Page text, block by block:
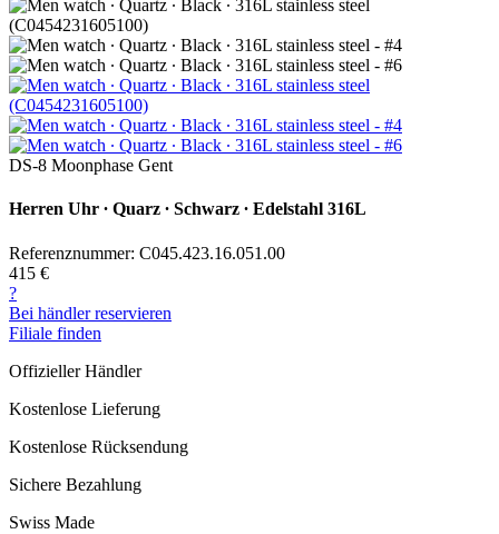
DS-8 Moonphase Gent
Herren Uhr ∙ Quarz ∙ Schwarz ∙ Edelstahl 316L
Referenznummer: C045.423.16.051.00
415 €
?
Bei händler reservieren
Filiale finden
Offizieller Händler
Kostenlose Lieferung
Kostenlose Rücksendung
Sichere Bezahlung
Swiss Made